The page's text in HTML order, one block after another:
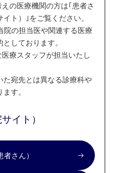
の医療機関の方は｢患者さ
ト）｣をご覧ください。
院の担当医や関連する医療
しております。
療スタッフが担当いたし
た宛先とは異なる診療科や
す。
イト）
さん）